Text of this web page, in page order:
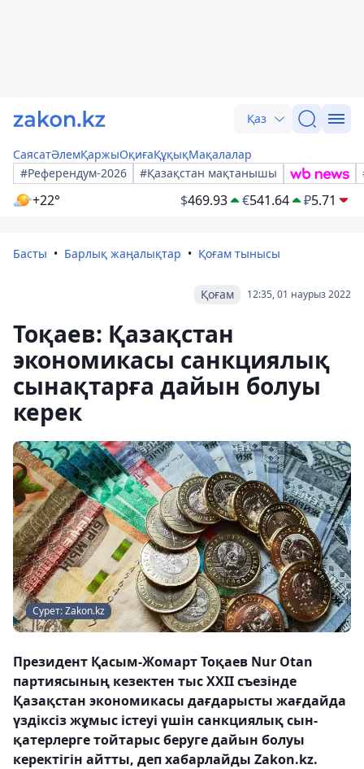
Қаз
СаясатӘлемҚаржыОқиғаҚұқықМақалалар
#Референдум-2026
#Қазақстан мақтанышы
+22° $469.93 €541.64 ₽5.71
Басты Барлық жаңалықтар Қоғам тынысы
12:35, 01 наурыз 2022
Қоғам
Тоқаев: Қазақстан
экономикасы санкциялық
сынақтарға дайын болуы
керек
Сурет: Zakon.kz
Президент Қасым-Жомарт Тоқаев Nur Otan
партиясының кезектен тыс XXII съезінде
Қазақстан экономикасы дағдарысты жағдайда
үздіксіз жұмыс істеуі үшін санкциялық сын-
қатерлерге тойтарыс беруге дайын болуы
керектігін айтты, деп хабарлайды Zakon.kz.